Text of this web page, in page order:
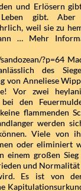
und Erlösern
gibt.
weil sie zu
… Mehr
?p=64
des
von Anneliese
Vor zwei
den
flammenden
werden
Viele von
oder eliminiert
einem großen Sieg
und
Es ist von der